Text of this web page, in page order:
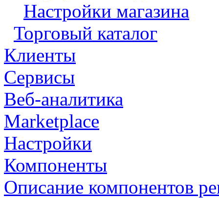
Настройки магазина
Торговый каталог
Клиенты
Сервисы
Веб-аналитика
Marketplace
Настройки
Компоненты
Описание компонентов